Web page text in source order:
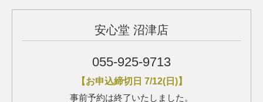
安心堂 沼津店
055-925-9713
【お申込締切日 7/12(日)】
事前予約は終了いたしました。